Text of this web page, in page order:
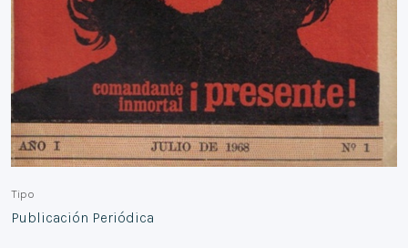
Tipo
Publicación Periódica